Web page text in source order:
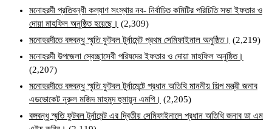
মনোহরদী প্রতিবন্ধী কল্যাণ সংস্থার নব- নির্বাচিত কমিটির পরিচিতি সভা ইফতার ও
দোয়া মাহফিল অনুষ্ঠিত হয়েছে। (2,309)
মনোহরদীতে বঙ্গবন্ধু স্মৃতি ফুটবল টুর্নামেন্ট প্রথম সেমিফাইনাল অনুষ্ঠিত। (2,219)
মনোহরদী উপজেলা স্বেচ্ছাসেবী পরিষদের ইফতার ও দোয়া মাহফিল অনুষ্ঠিত।
(2,207)
মনোহরদীতে বঙ্গবন্ধু স্মৃতি ফুটবল টুর্নামেন্টে প্রধান অতিথি মাননীয় শিল্প মন্ত্রী জনাব
এডভোকেট নুরুল মজিদ মাহমুদ হুমায়ূন এমপি। (2,205)
বঙ্গবন্ধু স্মৃতি ফুটবল টুর্নামেন্ট এর দ্বিতীয় সেমিফাইনালে প্রধান অতিথি জনাব ডা এম